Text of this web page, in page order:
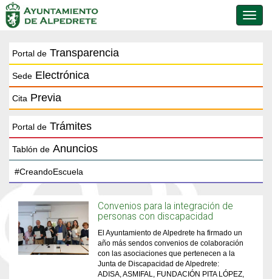
de
Portal de Transparencia
Sede Electrónica
Cita Previa
Portal de Trámites
Tablón de Anuncios
Convenios para la integración de
personas con discapacidad
El Ayuntamiento de Alpedrete ha firmado un
año más sendos convenios de colaboración
con las asociaciones que pertenecen a la
Junta de Discapacidad de Alpedrete:
ADISA, ASMIFAL, FUNDACIÓN PITA LÓPEZ,